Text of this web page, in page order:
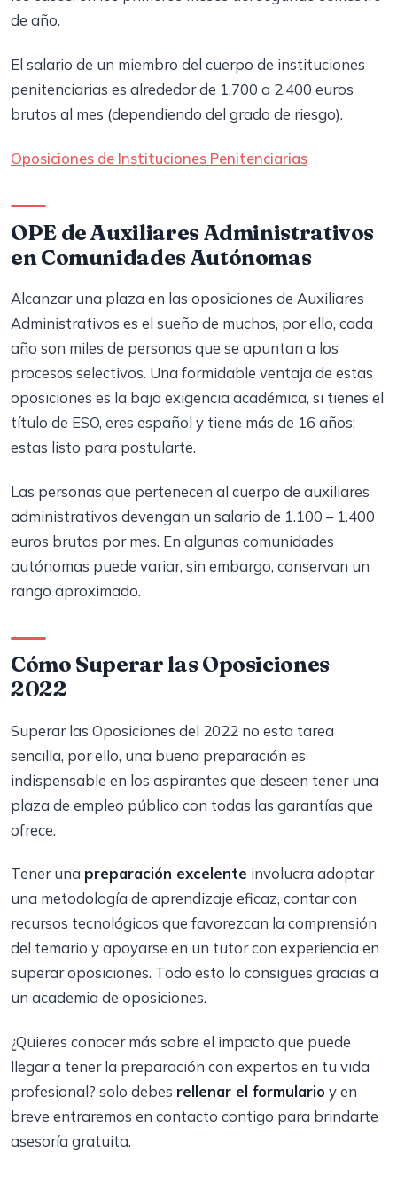
de año.
El salario de un miembro del cuerpo de instituciones
penitenciarias es alrededor de 1.700 a 2.400 euros
brutos al mes (dependiendo del grado de riesgo).
Oposiciones de Instituciones Penitenciarias
OPE de Auxiliares Administrativos
en Comunidades Autónomas
Alcanzar una plaza en las oposiciones de Auxiliares
Administrativos es el sueño de muchos, por ello, cada
año son miles de personas que se apuntan a los
procesos selectivos. Una formidable ventaja de estas
oposiciones es la baja exigencia académica, si tienes el
título de ESO, eres español y tiene más de 16 años;
estas listo para postularte.
Las personas que pertenecen al cuerpo de auxiliares
administrativos devengan un salario de 1.100 – 1.400
euros brutos por mes. En algunas comunidades
autónomas puede variar, sin embargo, conservan un
rango aproximado.
Cómo Superar las Oposiciones
2022
Superar las Oposiciones del 2022 no esta tarea
sencilla, por ello, una buena preparación es
indispensable en los aspirantes que deseen tener una
plaza de empleo público con todas las garantías que
ofrece.
Tener una preparación excelente involucra adoptar
una metodología de aprendizaje eficaz, contar con
recursos tecnológicos que favorezcan la comprensión
del temario y apoyarse en un tutor con experiencia en
superar oposiciones. Todo esto lo consigues gracias a
un academia de oposiciones.
¿Quieres conocer más sobre el impacto que puede
llegar a tener la preparación con expertos en tu vida
profesional? solo debes rellenar el formulario y en
breve entraremos en contacto contigo para brindarte
asesoría gratuita.